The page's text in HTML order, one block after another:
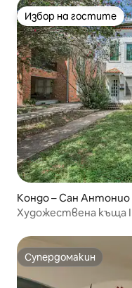
Избор на гостите
Избор на гостите
Кондо – Сан Антонио
Художествена къща
Супердомакин
Супердомакин